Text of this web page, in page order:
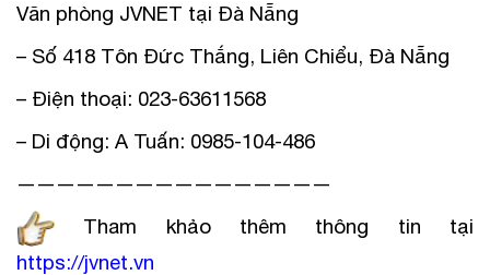
Văn phòng JVNET tại Đà Nẵng
– Số 418 Tôn Đức Thắng, Liên Chiểu, Đà Nẵng
– Điện thoại: 023-63611568
– Di động: A Tuấn: 0985-104-486
————————————————
Tham khảo thêm thông tin tại
https://jvnet.vn